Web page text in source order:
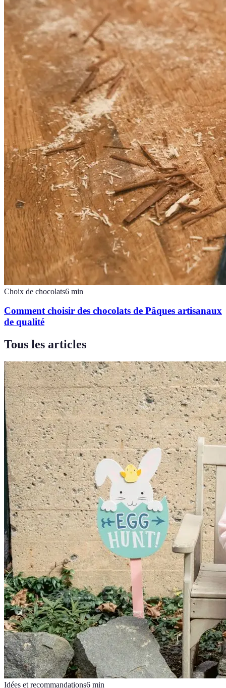
Choix de chocolats6 min
Comment choisir des chocolats de Pâques artisanaux
de qualité
Tous les articles
Idées et recommandations6 min